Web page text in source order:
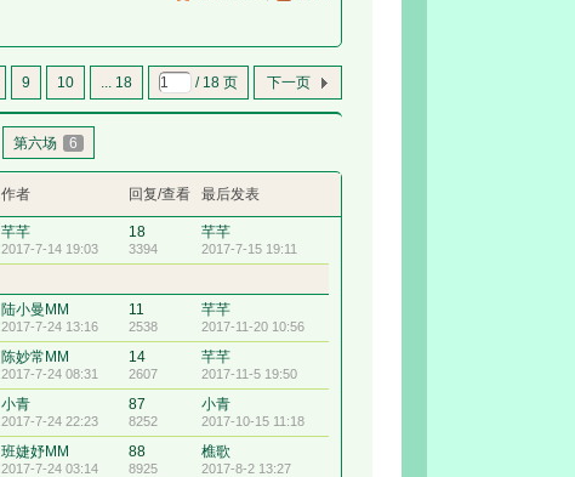
9 10 ... 18 / 18 页 下一页
第六场 6
作者 回复/查看 最后发表
芊芊
2017-7-14 19:03
18
3394
芊芊
2017-7-15 19:11
陆小曼MM
2017-7-24 13:16
11
2538
芊芊
2017-11-20 10:56
陈妙常MM
2017-7-24 08:31
14
2607
芊芊
2017-11-5 19:50
小青
2017-7-24 22:23
87
8252
小青
2017-10-15 11:18
班婕妤MM
2017-7-24 03:14
88
8925
樵歌
2017-8-2 13:27